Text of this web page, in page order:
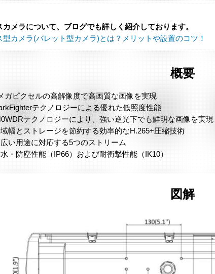
カメラについて、ブログでも詳しく紹介しております。
型カメラ(バレット型カメラ)とは？メリットや設置のコツ！
概要
ガピクセルの高解像度で高画質な画像を実現
テクノロジーによる優れた低照度性能
テクノロジーにより、強い逆光下でも鮮明な画像を実現
幅とストレージを節約する効率的なH.265+圧縮技術
い用途に対応する5つのストリーム
・防塵性能（IP66）および耐衝撃性能（IK10）
図解